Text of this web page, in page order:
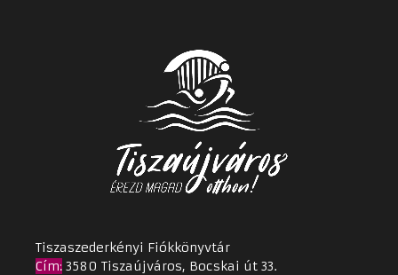
Tiszaszederkényi Fiókkönyvtár
Cím: 3580 Tiszaújváros, Bocskai út 33.